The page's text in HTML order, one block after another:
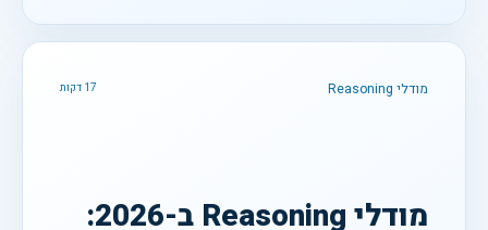
מודלי Reasoning 17 דקות
מודלי Reasoning ב-2026: